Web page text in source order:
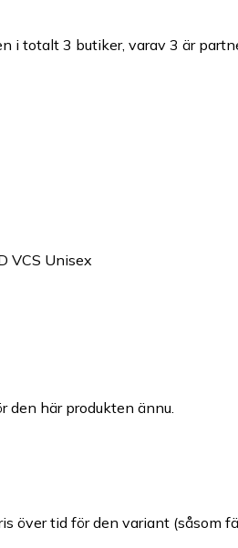
i totalt 3 butiker, varav 3 är
VCS Unisex
den här produkten ännu.
över tid för den variant (såsom